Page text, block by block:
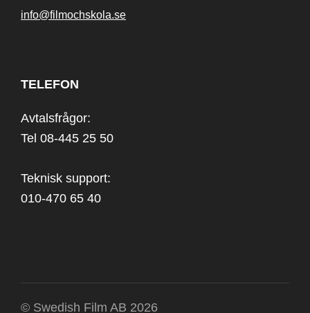
info@filmochskola.se
TELEFON
Avtalsfrågor:
Tel 08-445 25 50
Teknisk support:
010-470 65 40
© Swedish Film AB 2026